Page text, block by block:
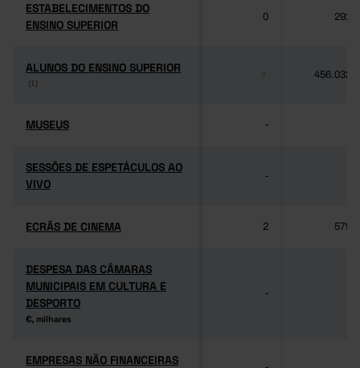
ESTABELECIMENTOS DO
ENSINO SUPERIOR
ESTABELECIMENTOS DO
ENSINO SUPERIOR
0 292
ALUNOS DO ENSINO SUPERIOR
(1)
ALUNOS DO ENSINO SUPERIOR
(1)
456.032
MUSEUS
MUSEUS -
SESSÕES DE ESPETÁCULOS AO
VIVO
SESSÕES DE ESPETÁCULOS AO
VIVO
-
ECRÃS DE CINEMA
ECRÃS DE CINEMA 2 579
DESPESA DAS CÂMARAS
MUNICIPAIS EM CULTURA E
DESPORTO
€, milhares
DESPESA DAS CÂMARAS
MUNICIPAIS EM CULTURA E
DESPORTO
€, milhares
-
EMPRESAS NÃO FINANCEIRAS
EMPRESAS NÃO FINANCEIRAS